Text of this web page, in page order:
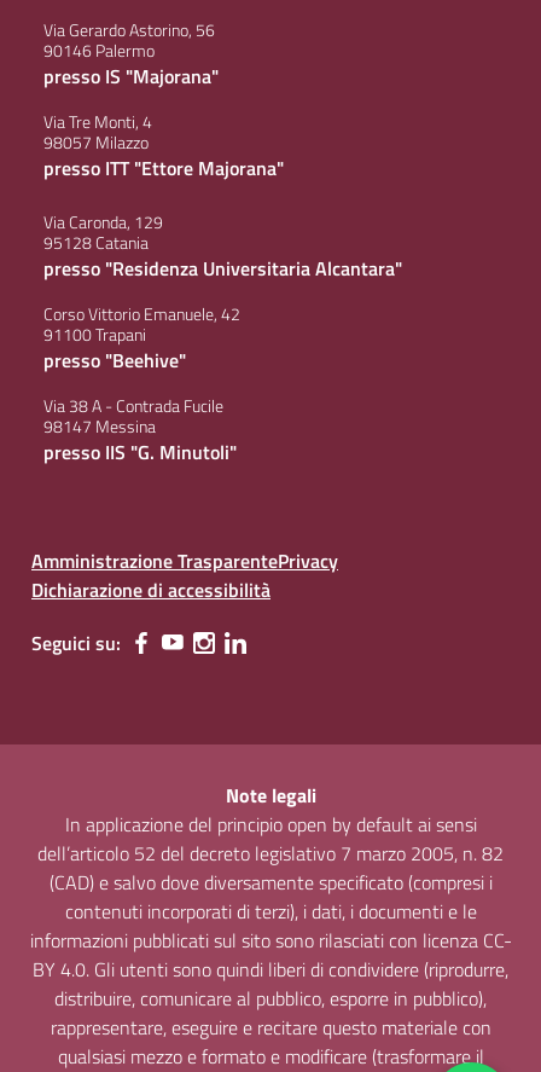
Via Gerardo Astorino, 56
90146 Palermo
presso IS "Majorana"
Via Tre Monti, 4
98057 Milazzo
presso ITT "Ettore Majorana"
Via Caronda, 129
95128 Catania
presso "Residenza Universitaria Alcantara"
Corso Vittorio Emanuele, 42
91100 Trapani
presso "Beehive"
Via 38 A - Contrada Fucile
98147 Messina
presso IIS "G. Minutoli"
Amministrazione TrasparentePrivacy
Dichiarazione di accessibilità
Seguici su:
Note legali
In applicazione del principio open by default ai sensi
dell’articolo 52 del decreto legislativo 7 marzo 2005, n. 82
(CAD) e salvo dove diversamente specificato (compresi i
contenuti incorporati di terzi), i dati, i documenti e le
informazioni pubblicati sul sito sono rilasciati con licenza CC-
BY 4.0. Gli utenti sono quindi liberi di condividere (riprodurre,
distribuire, comunicare al pubblico, esporre in pubblico),
rappresentare, eseguire e recitare questo materiale con
qualsiasi mezzo e formato e modificare (trasformare il